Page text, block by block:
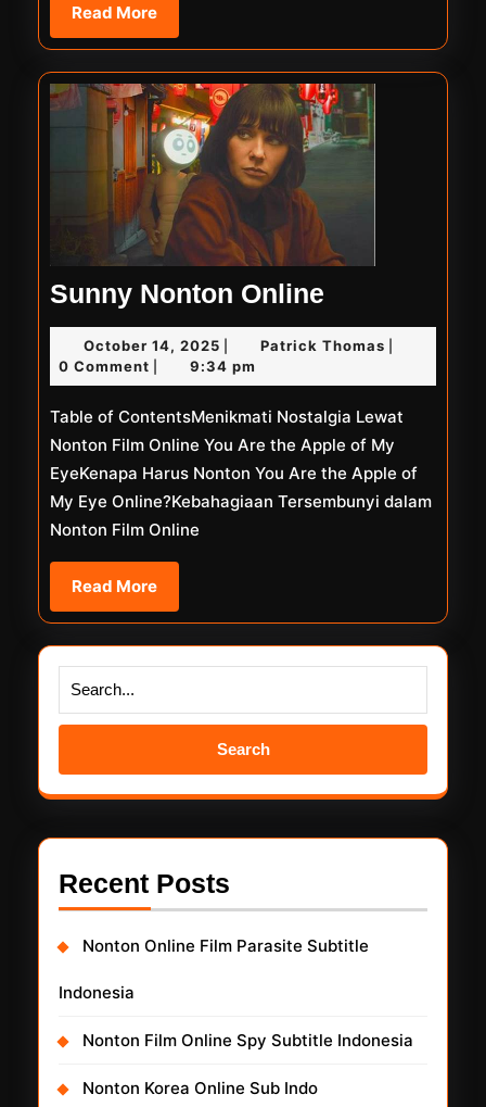
Read MoreRead
More
Sunny Nonton Online
Nonton
Online
October 14, 2025 October
14,
2025
Patrick ThomasPatrick
0 Comment 9:34 pm
Table of ContentsMenikmati Nostalgia Lewat
Nonton Film Online You Are the Apple of My
EyeKenapa Harus Nonton You Are the Apple of
My Eye Online?Kebahagiaan Tersembunyi dalam
Nonton Film Online
Read MoreRead
More
Search
Recent Posts
Nonton Online Film Parasite Subtitle
Indonesia
Nonton Film Online Spy Subtitle Indonesia
Nonton Korea Online Sub Indo